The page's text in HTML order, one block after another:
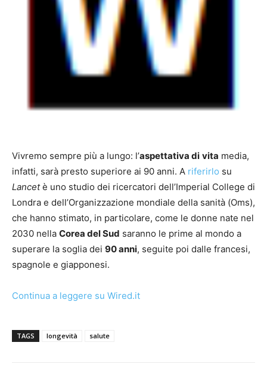
Vivremo sempre più a lungo: l’aspettativa di vita media,
infatti, sarà presto superiore ai 90 anni. A riferirlo su
Lancetè uno studio dei ricercatori dell’Imperial College di
Londra e dell’Organizzazione mondiale della sanità (Oms),
che hanno stimato, in particolare, come le donne nate nel
2030 nella Corea del Sud saranno le prime al mondo a
superare la soglia dei 90 anni, seguite poi dalle francesi,
spagnole e giapponesi.
Continua a leggere su Wired.it
TAGS longevità salute